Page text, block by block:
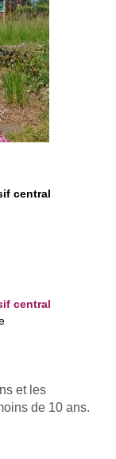
central
central
et les
de 10 ans.